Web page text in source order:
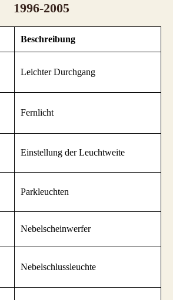
1996-2005
Beschreibung
Leichter Durchgang
Fernlicht
Einstellung der Leuchtweite
Parkleuchten
Nebelscheinwerfer
Nebelschlussleuchte